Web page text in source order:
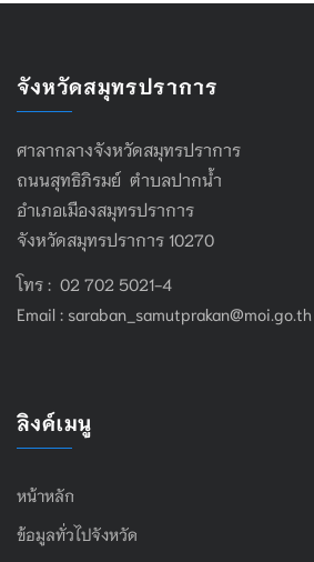
จังหวัดสมุทรปราการ
ศาลากลางจังหวัดสมุทรปราการ
ถนนสุทธิภิรมย์ ตำบลปากน้ำ
อำเภอเมืองสมุทรปราการ
จังหวัดสมุทรปราการ 10270
โทร : 02 702 5021-4
Email : saraban_samutprakan@moi.go.th
ลิงค์เมนู
หน้าหลัก
ข้อมูลทั่วไปจังหวัด